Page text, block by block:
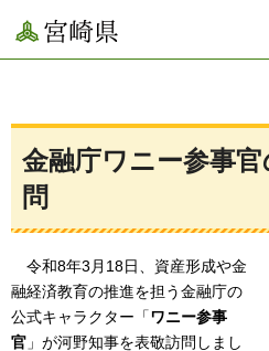
宮崎県
金融庁ワニー参事
問
令和8年3月18日、資産形成や金
融経済教育の推進を担う金融庁の
公式キャラクター「ワニー参事
官 」が河野知事を表敬訪問しまし